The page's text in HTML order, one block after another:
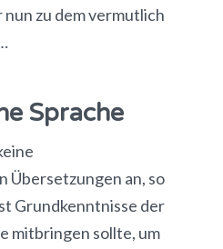
nun zu dem vermutlich
Sprache
Übersetzungen an, so
Grundkenntnisse der
mitbringen sollte, um